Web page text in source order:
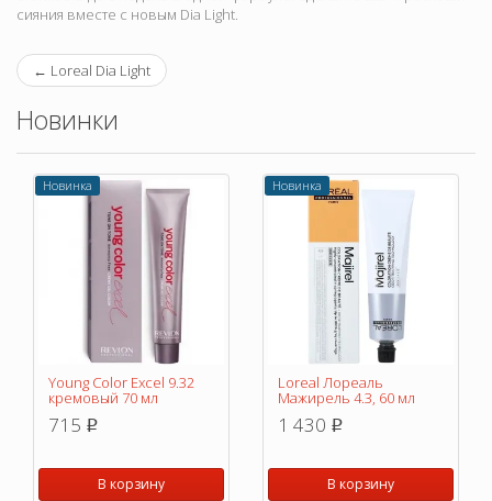
сияния вместе с новым Dia Light.
← Loreal Dia Light
Новинки
Новинка
Young Color Excel 9.32
кремовый 70 мл
715 p
В корзину
Новинка
Loreal Лореаль
Мажирель 4.3, 60 мл
1 430 p
В корзину